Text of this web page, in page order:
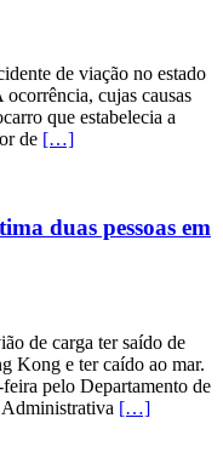
de viação no estado
cujas causas
que estabelecia a
de […]
duas pessoas em
de carga ter saído de
Kong e ter caído ao mar.
pelo Departamento de
[…]